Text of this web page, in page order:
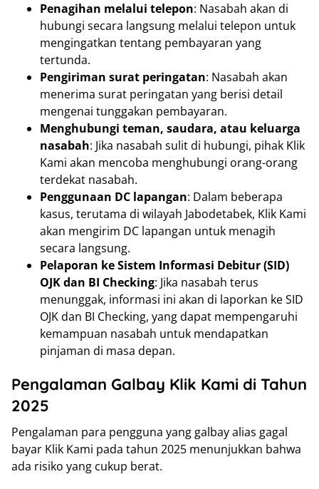
Penagihan melalui telepon: Nasabah akan di
hubungi secara langsung melalui telepon untuk
mengingatkan tentang pembayaran yang
tertunda.
Pengiriman surat peringatan: Nasabah akan
menerima surat peringatan yang berisi detail
mengenai tunggakan pembayaran.
Menghubungi teman, saudara, atau keluarga
nasabah: Jika nasabah sulit di hubungi, pihak Klik
Kami akan mencoba menghubungi orang-orang
terdekat nasabah.
Penggunaan DC lapangan: Dalam beberapa
kasus, terutama di wilayah Jabodetabek, Klik Kami
akan mengirim DC lapangan untuk menagih
secara langsung.
Pelaporan ke Sistem Informasi Debitur (SID)
OJK dan BI Checking: Jika nasabah terus
menunggak, informasi ini akan di laporkan ke SID
OJK dan BI Checking, yang dapat mempengaruhi
kemampuan nasabah untuk mendapatkan
pinjaman di masa depan.
Pengalaman Galbay Klik Kami di Tahun
2025
Pengalaman para pengguna yang galbay alias gagal
bayar Klik Kami pada tahun 2025 menunjukkan bahwa
ada risiko yang cukup berat.